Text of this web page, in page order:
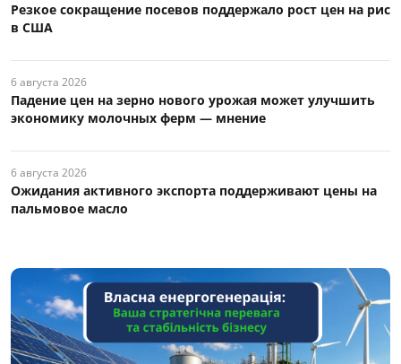
Резкое сокращение посевов поддержало рост цен на рис
в США
6 августа 2026
Падение цен на зерно нового урожая может улучшить
экономику молочных ферм — мнение
6 августа 2026
Ожидания активного экспорта поддерживают цены на
пальмовое масло